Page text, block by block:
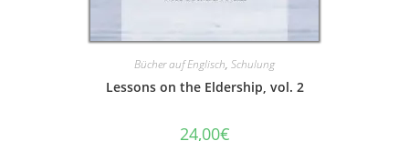
Bücher auf Englisch, Schulung
Lessons on the Eldership, vol. 2
24,00€